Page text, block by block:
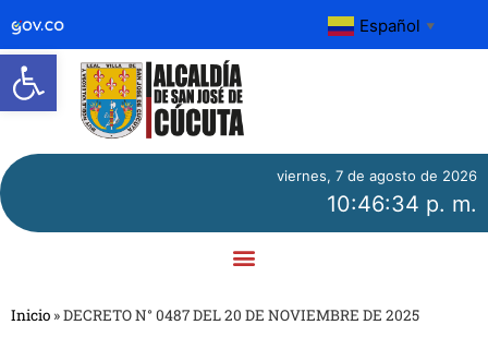
Abrir barra de herramientas
Español ▼
viernes, 7 de agosto de 2026
10:46:34 p. m.
Inicio »DECRETO N° 0487 DEL 20 DE NOVIEMBRE DE 2025